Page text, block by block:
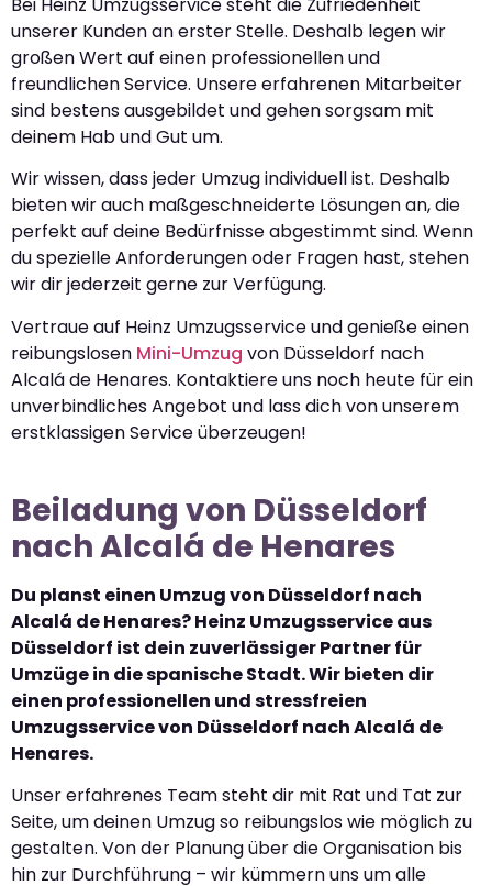
unserer Kunden an erster Stelle. Deshalb legen wir
großen Wert auf einen professionellen und
freundlichen Service. Unsere erfahrenen Mitarbeiter
sind bestens ausgebildet und gehen sorgsam mit
deinem Hab und Gut um.
Wir wissen, dass jeder Umzug individuell ist. Deshalb
bieten wir auch maßgeschneiderte Lösungen an, die
perfekt auf deine Bedürfnisse abgestimmt sind. Wenn
du spezielle Anforderungen oder Fragen hast, stehen
wir dir jederzeit gerne zur Verfügung.
Vertraue auf Heinz Umzugsservice und genieße einen
reibungslosen Mini-Umzug von Düsseldorf nach
Alcalá de Henares. Kontaktiere uns noch heute für ein
unverbindliches Angebot und lass dich von unserem
erstklassigen Service überzeugen!
Beiladung von Düsseldorf
nach Alcalá de Henares
Du planst einen Umzug von Düsseldorf nach
Alcalá de Henares? Heinz Umzugsservice aus
Düsseldorf ist dein zuverlässiger Partner für
Umzüge in die spanische Stadt. Wir bieten dir
einen professionellen und stressfreien
Umzugsservice von Düsseldorf nach Alcalá de
Henares.
Unser erfahrenes Team steht dir mit Rat und Tat zur
Seite, um deinen Umzug so reibungslos wie möglich zu
gestalten. Von der Planung über die Organisation bis
hin zur Durchführung – wir kümmern uns um alle